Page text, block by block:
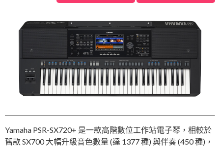
Yamaha PSR-SX720+ 是一款高階數位工作站電子琴，相較於
舊款 SX700 大幅升級音色數量 (達 1377 種) 與伴奏 (450 種)，